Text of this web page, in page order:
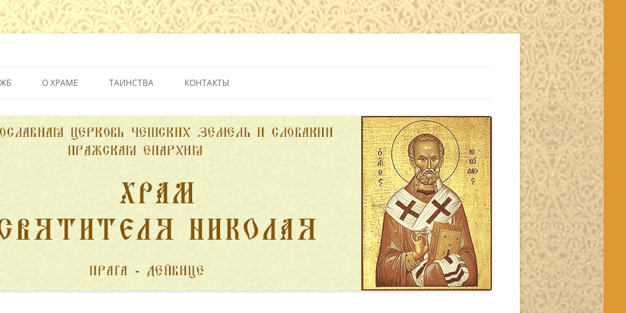
О ХРАМЕ
ДУХОВЕНСТВО
ТАИНСТВА
ВЕНЧАНИЕ
КОНТАКТЫ